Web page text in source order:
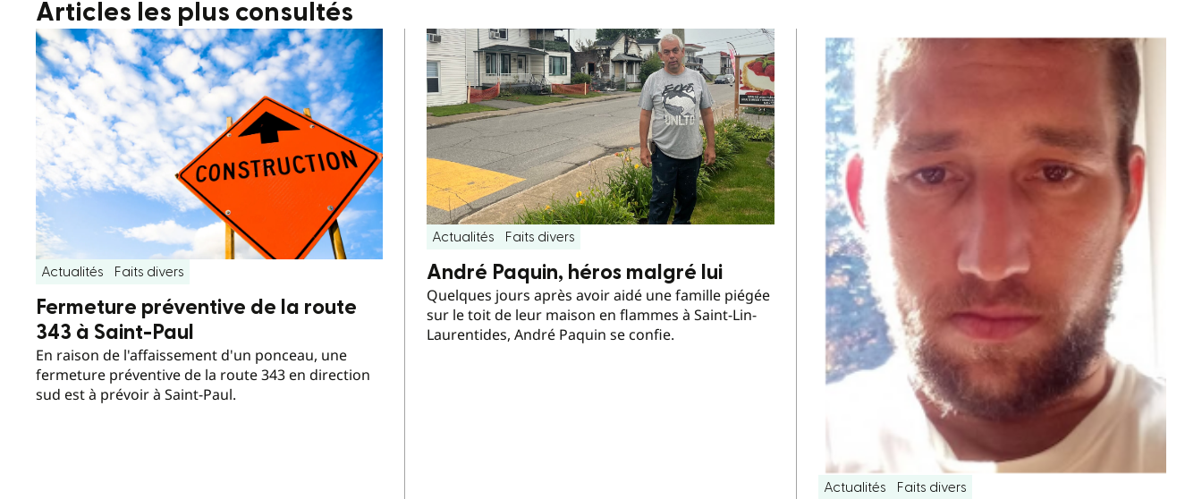
Articles les plus consultés
Actualités Faits divers
Fermeture préventive de la route
343 à Saint-Paul
En raison de l'affaissement d'un ponceau, une
fermeture préventive de la route 343 en direction
sud est à prévoir à Saint-Paul.
Actualités Faits divers
André Paquin, héros malgré lui
Quelques jours après avoir aidé une famille piégée
sur le toit de leur maison en flammes à Saint-Lin-
Laurentides, André Paquin se confie.
Actualités Faits divers